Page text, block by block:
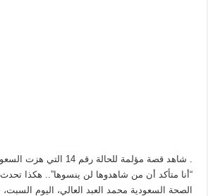
. شاهد قصة مؤلمة للحالة رقم 14 التي هزت السعوديين
“أنا متأكد أن من شاهدوها لن ينسوها”.. هكذا
الصحة السعودية محمد العبد العالي، اليوم